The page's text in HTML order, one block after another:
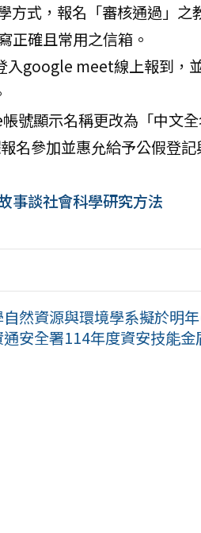
方式，報名「審核通過」
正確且常用之信箱。
入google meet線上報到，
號顯示名稱更改為「中文
名參加並惠允給予公假登記
事談社會科學研究方法
然資源與環境學系擬於明
安全署114年度資安技能金